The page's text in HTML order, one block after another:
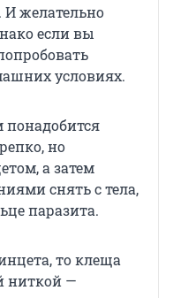
желательно
если вы
условиях.
но
а затем
снять с тела,
паразита.
то клеща
ниткой —